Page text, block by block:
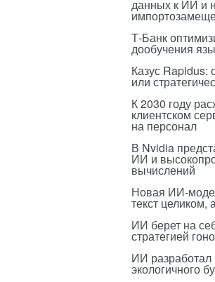
данных к ИИ и
Т-Банк
дообучения
Казус Rapidus:
или
К 2030 году
клиентском
на персонал
В Nvidia
ИИ и
вычислений
Новая ИИ-
текст целиком,
ИИ берет на
стратегией
ИИ разработал
экологичного